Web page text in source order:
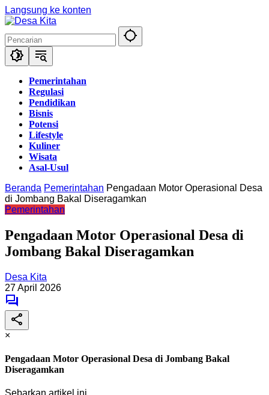
Langsung ke konten
Pemerintahan
Regulasi
Pendidikan
Bisnis
Potensi
Lifestyle
Kuliner
Wisata
Asal-Usul
Beranda Pemerintahan Pengadaan Motor Operasional Desa
di Jombang Bakal Diseragamkan
Pemerintahan
Pengadaan Motor Operasional Desa di
Jombang Bakal Diseragamkan
Desa Kita
27 April 2026
×
Pengadaan Motor Operasional Desa di Jombang Bakal
Diseragamkan